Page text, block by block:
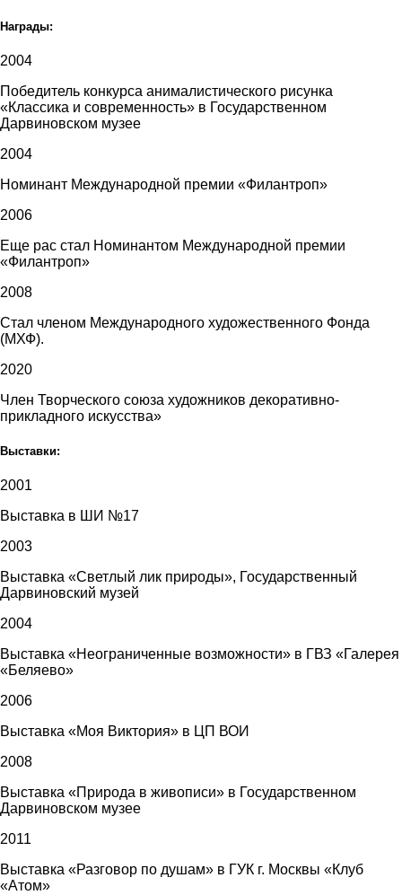
Награды:
2004
Победитель конкурса анималистического рисунка
«Классика и современность» в Государственном
Дарвиновском музее
2004
Номинант Международной премии «Филантроп»
2006
Еще рас стал Номинантом Международной премии
«Филантроп»
2008
Стал членом Международного художественного Фонда
(МХФ).
2020
Член Творческого союза художников декоративно-
прикладного искусства»
Выставки:
2001
Выставка в ШИ №17
2003
Выставка «Светлый лик природы», Государственный
Дарвиновский музей
2004
Выставка «Неограниченные возможности» в ГВЗ «Галерея
«Беляево»
2006
Выставка «Моя Виктория» в ЦП ВОИ
2008
Выставка «Природа в живописи» в Государственном
Дарвиновском музее
2011
Выставка «Разговор по душам» в ГУК г. Москвы «Клуб
«Атом»